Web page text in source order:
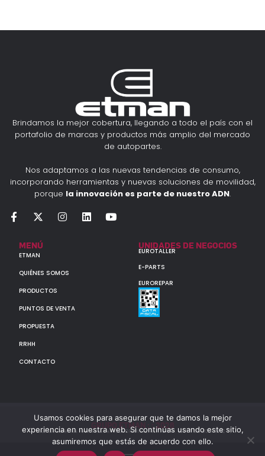
Brindamos la mejor cobertura, llegando a todo el país con el
portafolio de marcas y productos más amplio del mercado
de autopartes.
Nos adaptamos a las nuevas tendencias de consumo,
incorporando herramientas y nuevas soluciones de movilidad,
porque la innovación es parte de nuestro ADN.
MENÚ
ETMAN
QUIÉNES SOMOS
PRODUCTOS
PUNTOS DE VENTA
PROPUESTA
RRHH
CONTACTO
UNIDADES DE NEGOCIOS
EUROTALLER
E-PARTS
EUROREPAR
GRUPO ETMAN : : 2026
Todos los derechos reservados a MULTIORIGINAL PARTS S.A. (CUIT: 30-60142852-7)
Usamos cookies para asegurar que te damos la mejor
experiencia en nuestra web. Si continúas usando este sitio,
asumiremos que estás de acuerdo con ello.